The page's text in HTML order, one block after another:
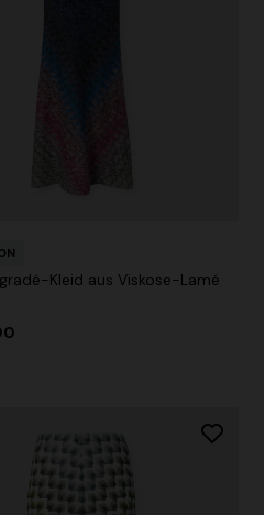
Kleid aus Viskose-Lamé